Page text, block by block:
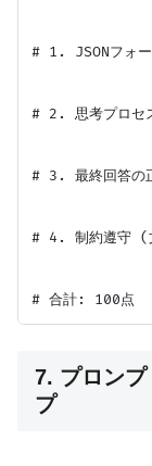
# 1. JSONフォ
# 2. 思考プロセ
# 3. 最終回答の
# 4. 制約遵守 (
7. プロン
プ